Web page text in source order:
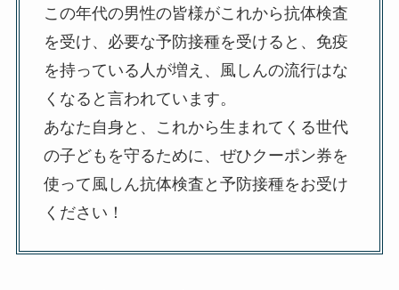
この年代の男性の皆様がこれから抗体検査
を受け、必要な予防接種を受けると、免疫
を持っている人が増え、風しんの流行はな
くなると言われています。
あなた自身と、これから生まれてくる世代
の子どもを守るために、ぜひクーポン券を
使って風しん抗体検査と予防接種をお受け
ください！